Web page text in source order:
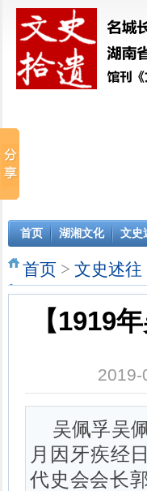
首页 湖湘文化 文史
首页 > 文史述往
【1919
吴佩孚吴
月因牙疾经
代史会会长